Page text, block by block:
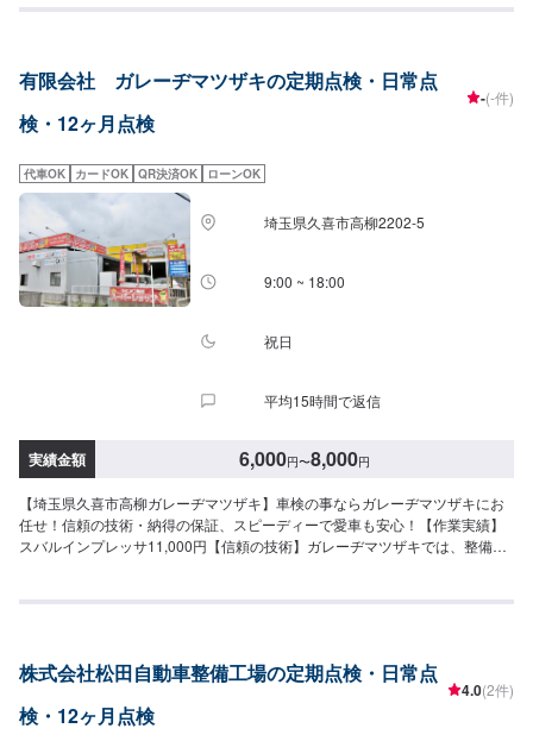
策をしっかり心得ておけば万一を回避することができますよ。●料金：8,580
マに関するお悩みは何でも当社にご相談ください。車検・整備、鈑金・塗
装、コーティング、損害保険などクルマに関する全てのお悩みをサポート
し、お客様のニーズに応えたご提案をいたします。高い信頼性、高い修理技
興亜の修理指定工場です。【45年の実績】●1969年創業！●40年の経験で積
み上げたノウハウ●さまざまな鈑金・修理に対応可能【パーツ持ち込み可能】
持ち込みパーツの対応もいたします。※パーツの不備などにより、取り付けが
できなかった場合でも、動作確認などで発生した工賃をご請求させていただ
きますので、あらかじめご了承ください。【代車について】無料代車（無保
険時）を24台ご用意しております。燃料代はお客さま負担となりますので、
ご了承ください。【営業時間・定休日】営業時間：8:30〜17:30定休日：日・
有限会社 ガレーヂマツザキの定期点検・日常点
検・12ヶ月点検
-(-件)
代車OK カードOK QR決済OK ローンOK
埼玉県久喜市高柳2202-5
9:00 ~ 18:00
祝日
平均15時間で返信
実績金額 6,000円〜8,000円
【埼玉県久喜市高柳ガレーヂマツザキ】車検の事ならガレーヂマツザキにお
任せ！信頼の技術・納得の保証、スピーディーで愛車も安心！【作業実績】
スバルインプレッサ11,000円【信頼の技術】ガレーヂマツザキでは、整備士
安心。【納得の保証】車検実施後、不具合や気になる点がございましたら無
にてお問い合わせ【2】お見積り【3】お持ち込み・引き取り【4】正式なお
見積り【5】作業開始【6】納車時のお支払い<代車について>ガレーヂマツザ
キでは、鈑金・塗装・修理等で愛車をお預かりしている間、代車をお貸し致
株式会社松田自動車整備工場の定期点検・日常点
検・12ヶ月点検
4.0(2件)